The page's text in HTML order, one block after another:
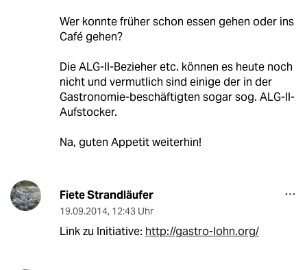
Wer konnte früher schon essen gehen oder ins
Café gehen?
Die ALG-II-Bezieher etc. können es heute noch
nicht und vermutlich sind einige der in der
Gastronomie-beschäftigten sogar sog. ALG-II-
Aufstocker.
Na, guten Appetit weiterhin!
Fiete Strandläufer
19.09.2014, 12:43 Uhr
Link zu Initiative: http://gastro-lohn.org/